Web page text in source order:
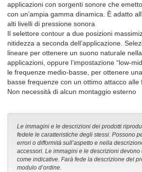
applicazioni con sorgenti sonore che
con un’ampia gamma dinamica. È adatto
alti livelli di pressione sonora
Il selettore contour a due posizioni
nitidezza a seconda dell’applicazione.
lineare per ottenere un suono naturale
applicazioni, oppure l’impostazione “low-
le frequenze medio-basse, per ottenere
basse frequenze con un ottimo attacco alle
Non necessità di alcun montaggio esterno
Le immagini e le descrizioni dei prodotti
fedele le caratteristiche degli stessi. Possono
errori o difformità sull’aspetto e nella
accessori. Le immagini e le descrizioni
come indicative. Farà fede la descrizione del
modulo d’ordine.